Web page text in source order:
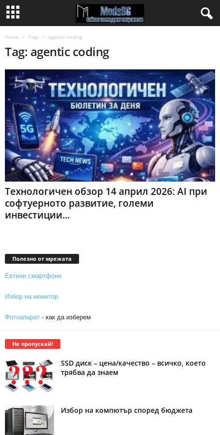
Home Tags Agentic coding
Tag: agentic coding
Технологичен обзор 14 април 2026: AI при
софтуерното развитие, големи
инвестиции...
Полезно от мрежата
Евтини смартфони
Избор на монитор
Фотоапарат - как да изберем
Не пропускай!
SSD диск – цена/качество – всичко, което
трябва да знаем
Избор на компютър според бюджета